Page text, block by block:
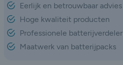
Eerlijk en betrouwbaar advies
Hoge kwaliteit producten
Professionele batterijverdeler
Maatwerk van batterijpacks